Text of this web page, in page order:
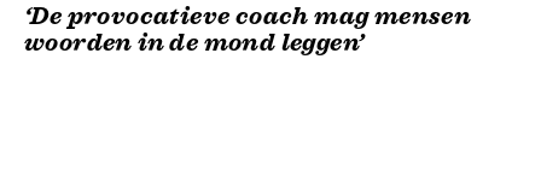
‘De provocatieve coach mag mensen
woorden in de mond leggen’